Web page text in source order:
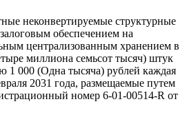
неконвертируемые структурные
обеспечением на
централизованным хранением в
миллиона семьсот тысяч) штук
1 000 (Одна тысяча) рублей каждая
2031 года, размещаемые путем
номер 6-01-00514-R от